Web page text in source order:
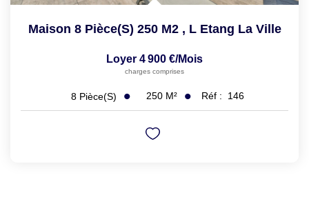
Maison 8 Pièce(s) 250 M2 , L Etang La Ville
Loyer 4 900 €/mois
charges comprises
8 Pièce(s) 250 M² Réf : 146